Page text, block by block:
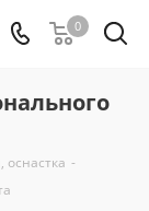
0
оснастка -